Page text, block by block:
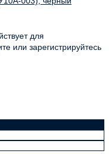
для
или зарегистрируйтесь